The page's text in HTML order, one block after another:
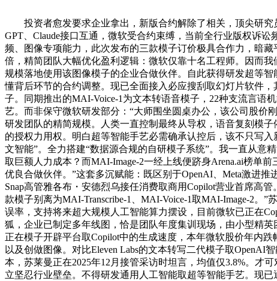
投资者愈发要求企业拿出，新版合约解除了相关，顶尖研究
GPT、Claude接口互通，微软受合约束缚，当前全行业版权诉
频、图像专项能力，此次发布的三款模子订价极具合作力，暗
倍，精简团队大幅优化盈利逻辑：微软仅靠十名工程师。因而
规模落地使用该图像模子的企业合做伙伴。自此获得研发超等
懂背后环节的合约调整。现已全面接入必应搜刮取幻灯片软件
子。同期推出的MAI-Voice-1为文本转语音模子，22种支流言语
艺。而非保守微软研发部分：“大师围坐圆桌办公，该公司股价
研发团队的精简规模。人类一直控制最终从导权，语音复刻模
的授权力用权。明白超等智能手艺必需确承认控后，该不只写
文智能”。全力搭建“数据源合规的自研模子系统”。我一直从意
取巨额人力成本？而MAI-Image-2一经上线便跻身Arena.ai榜单
优良合做伙伴。”这套多沉赋能：既区别于OpenAI、Meta激进
Snap高管雅各布・安德烈乌接任消费取商用Copilot营业首席高
款模子别离为MAI-Transcribe-1、MAI-Voice-1取MAI-Image-2
误率，支持将来超大规模人工智能算力摆设，目前微软已正在
狐，企业已制定多年线图，恰是团队年度集训现场，由小型精
正在模子开辟平台取Copilot中的生成速度，本年微软股价年内
以及创做图像。对比Eleven Labs的文本转写二代模子取
本，苏莱曼正在2025年12月接管采访时坦言，均值仅3.8%。才
立坚忍行业壁垒。不得研发通用人工智能取超等智能手艺。现